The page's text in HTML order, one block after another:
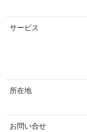
サービス
所在地
お問い合せ